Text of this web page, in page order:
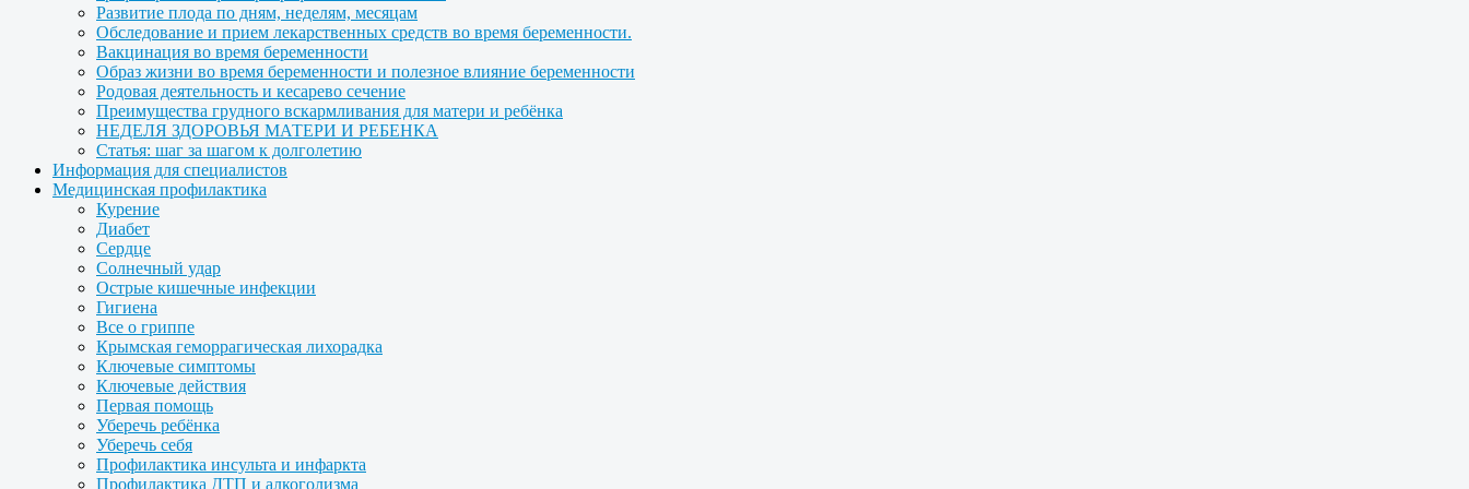
Развитие плода по дням, неделям, месяцам
Обследование и прием лекарственных средств во время беременности.
Вакцинация во время беременности
Образ жизни во время беременности и полезное влияние беременности
Родовая деятельность и кесарево сечение
Преимущества грудного вскармливания для матери и ребёнка
НЕДЕЛЯ ЗДОРОВЬЯ МАТЕРИ И РЕБЕНКА
Статья: шаг за шагом к долголетию
Информация для специалистов
Медицинская профилактика
Курение
Диабет
Сердце
Солнечный удар
Острые кишечные инфекции
Гигиена
Все о гриппе
Крымская геморрагическая лихорадка
Ключевые симптомы
Ключевые действия
Первая помощь
Уберечь ребёнка
Уберечь себя
Профилактика инсульта и инфаркта
Профилактика ДТП и алкоголизма